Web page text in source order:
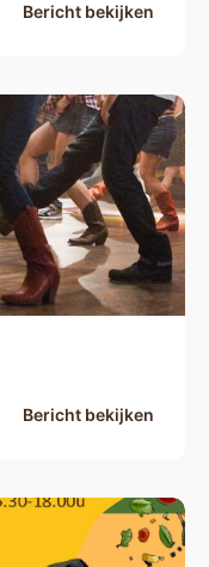
Bericht bekijken
Bericht bekijken